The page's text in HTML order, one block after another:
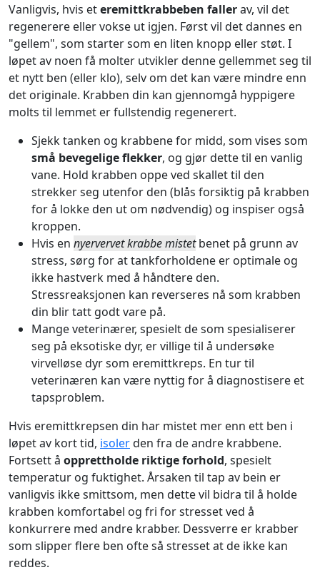
Vanligvis, hvis eteremittkrabbeben fallerav, vil det
regenerere eller vokse ut igjen. Først vil det dannes en
"gellem", som starter som en liten knopp eller støt. I
løpet av noen få molter utvikler denne gellemmet seg til
et nytt ben (eller klo), selv om det kan være mindre enn
det originale. Krabben din kan gjennomgå hyppigere
molts til lemmet er fullstendig regenerert.
Sjekk tanken og krabbene for midd, som vises som
små bevegelige flekker, og gjør dette til en vanlig
vane. Hold krabben oppe ved skallet til den
strekker seg utenfor den (blås forsiktig på krabben
for å lokke den ut om nødvendig) og inspiser også
kroppen.
Hvis en nyervervet krabbe mistetbenet på grunn av
stress, sørg for at tankforholdene er optimale og
ikke hastverk med å håndtere den.
Stressreaksjonen kan reverseres nå som krabben
din blir tatt godt vare på.
Mange veterinærer, spesielt de som spesialiserer
seg på eksotiske dyr, er villige til å undersøke
virvelløse dyr som eremittkreps. En tur til
veterinæren kan være nyttig for å diagnostisere et
tapsproblem.
Hvis eremittkrepsen din har mistet mer enn ett ben i
løpet av kort tid, isolerden fra de andre krabbene.
Fortsett å opprettholde riktige forhold, spesielt
temperatur og fuktighet. Årsaken til tap av bein er
vanligvis ikke smittsom, men dette vil bidra til å holde
krabben komfortabel og fri for stresset ved å
konkurrere med andre krabber. Dessverre er krabber
som slipper flere ben ofte så stresset at de ikke kan
reddes.